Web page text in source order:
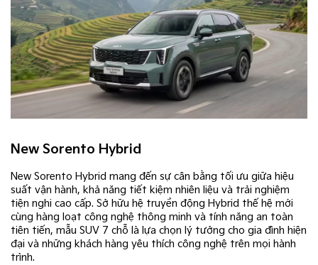
New Sorento Hybrid
New Sorento Hybrid mang đến sự cân bằng tối ưu giữa hiệu
suất vận hành, khả năng tiết kiệm nhiên liệu và trải nghiệm
tiện nghi cao cấp. Sở hữu hệ truyền động Hybrid thế hệ mới
cùng hàng loạt công nghệ thông minh và tính năng an toàn
tiên tiến, mẫu SUV 7 chỗ là lựa chọn lý tưởng cho gia đình hiện
đại và những khách hàng yêu thích công nghệ trên mọi hành
trình.